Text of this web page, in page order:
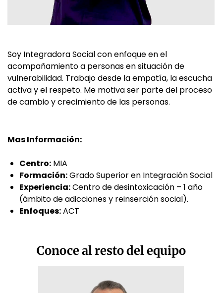
Soy Integradora Social con enfoque en el
acompañamiento a personas en situación de
vulnerabilidad. Trabajo desde la empatía, la escucha
activa y el respeto. Me motiva ser parte del proceso
de cambio y crecimiento de las personas.
Mas Información:
Centro: MIA
Formación:Grado Superior en Integración Social
Experiencia:Centro de desintoxicación – 1 año
(ámbito de adicciones y reinserción social).
Enfoques:ACT
Conoce al resto del equipo